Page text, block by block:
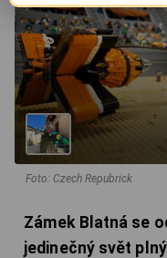
Foto: Czech Repubrick
Zámek Blatná se
jedinečný svět